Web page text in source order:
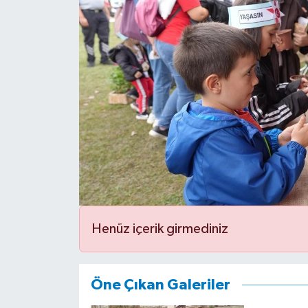
Henüz içerik girmediniz
Öne Çıkan Galeriler
Siyaset